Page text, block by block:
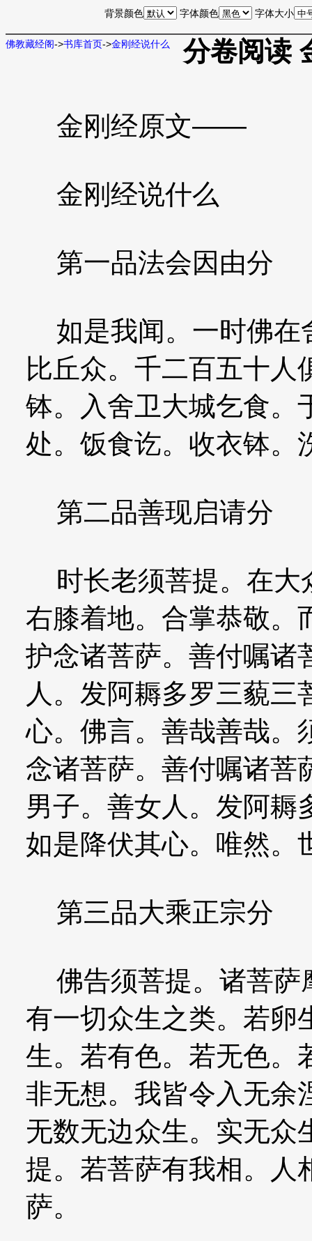
背景颜色 字体颜色 字体大小
佛教藏经阁->书库首页->金刚经说什么 分卷阅读
金刚经原文——
金刚经说什么
第一品法会因由分
如是我闻。一时佛在
比丘众。千二百五十人
钵。入舍卫大城乞食。
处。饭食讫。收衣钵。
第二品善现启请分
时长老须菩提。在大
右膝着地。合掌恭敬。
护念诸菩萨。善付嘱诸
人。发阿耨多罗三藐
心。佛言。善哉善哉。
念诸菩萨。善付嘱诸菩
男子。善女人。发阿耨
如是降伏其心。唯然。
第三品大乘正宗分
佛告须菩提。诸菩萨
有一切众生之类。若卵
生。若有色。若无色。
非无想。我皆令入无余
无数无边众生。实无众
提。若菩萨有我相。人
萨。